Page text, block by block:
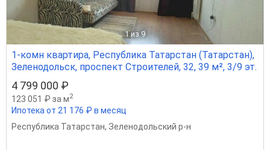
1 из 9
1-комн квартира, Республика Татарстан (Татарстан),
Зеленодольск, проспект Строителей, 32, 39 м², 3/9 эт.
4 799 000 ₽
123 051 ₽ за м2
Ипотека от 21 176 ₽ в месяц
Республика Татарстан, Зеленодольский р-н